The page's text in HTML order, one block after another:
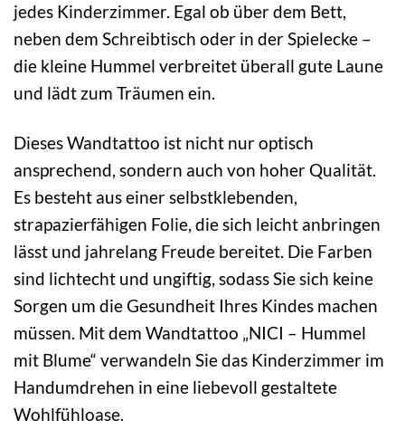
jedes Kinderzimmer. Egal ob über dem Bett,
neben dem Schreibtisch oder in der Spielecke –
die kleine Hummel verbreitet überall gute Laune
und lädt zum Träumen ein.
Dieses Wandtattoo ist nicht nur optisch
ansprechend, sondern auch von hoher Qualität.
Es besteht aus einer selbstklebenden,
strapazierfähigen Folie, die sich leicht anbringen
lässt und jahrelang Freude bereitet. Die Farben
sind lichtecht und ungiftig, sodass Sie sich keine
Sorgen um die Gesundheit Ihres Kindes machen
müssen. Mit dem Wandtattoo „NICI – Hummel
mit Blume“ verwandeln Sie das Kinderzimmer im
Handumdrehen in eine liebevoll gestaltete
Wohlfühloase.